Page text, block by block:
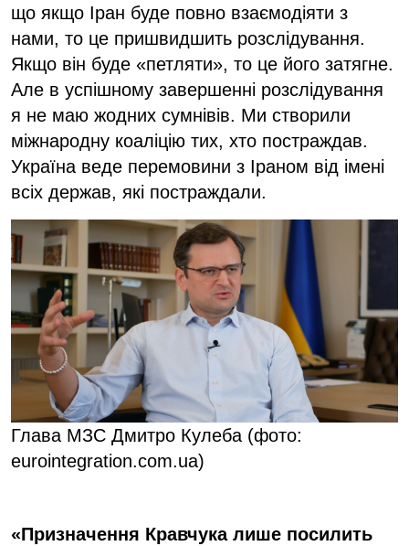
що якщо Іран буде повно взаємодіяти з
нами, то це пришвидшить розслідування.
Якщо він буде «петляти», то це його затягне.
Але в успішному завершенні розслідування
я не маю жодних сумнівів. Ми створили
міжнародну коаліцію тих, хто постраждав.
Україна веде перемовини з Іраном від імені
всіх держав, які постраждали.
Глава МЗС Дмитро Кулеба (фото:
eurointegration.com.ua)
«Призначення Кравчука лише посилить